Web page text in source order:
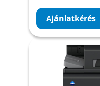
Ajánlatkérés